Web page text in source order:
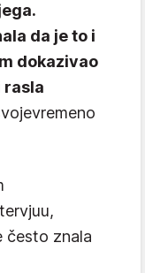
da je to i
dokazivao
rasla
često znala